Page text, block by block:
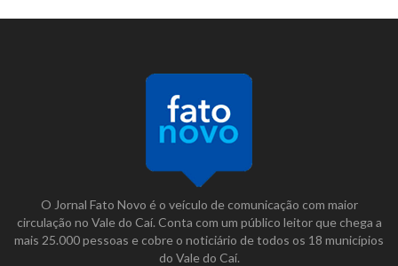
O Jornal Fato Novo é o veículo de comunicação com maior
circulação no Vale do Caí. Conta com um público leitor que chega a
mais 25.000 pessoas e cobre o noticiário de todos os 18 municípios
do Vale do Caí.